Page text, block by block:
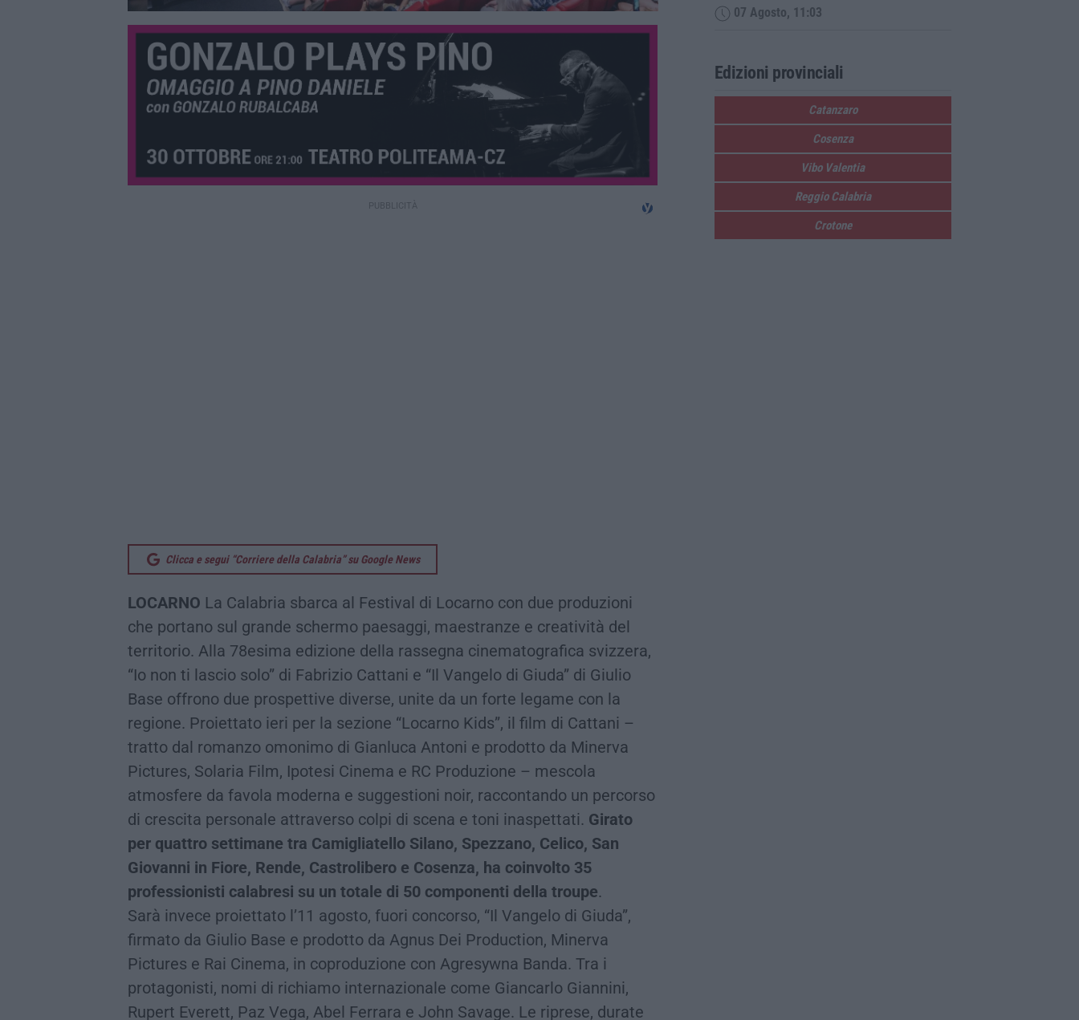
Clicca e segui “Corriere della Calabria” su Google News
LOCARNO La Calabria sbarca al Festival di Locarno con due produzioni
che portano sul grande schermo paesaggi, maestranze e creatività del
territorio. Alla 78esima edizione della rassegna cinematografica svizzera,
“Io non ti lascio solo” di Fabrizio Cattani e “Il Vangelo di Giuda” di Giulio
Base offrono due prospettive diverse, unite da un forte legame con la
regione. Proiettato ieri per la sezione “Locarno Kids”, il film di Cattani –
tratto dal romanzo omonimo di Gianluca Antoni e prodotto da Minerva
Pictures, Solaria Film, Ipotesi Cinema e RC Produzione – mescola
atmosfere da favola moderna e suggestioni noir, raccontando un percorso
di crescita personale attraverso colpi di scena e toni inaspettati. Girato
per quattro settimane tra Camigliatello Silano, Spezzano, Celico, San
Giovanni in Fiore, Rende, Castrolibero e Cosenza, ha coinvolto 35
professionisti calabresi su un totale di 50 componenti della troupe.
Sarà invece proiettato l’11 agosto, fuori concorso, “Il Vangelo di Giuda”,
firmato da Giulio Base e prodotto da Agnus Dei Production, Minerva
Pictures e Rai Cinema, in coproduzione con Agresywna Banda. Tra i
protagonisti, nomi di richiamo internazionale come Giancarlo Giannini,
Rupert Everett, Paz Vega, Abel Ferrara e John Savage. Le riprese, durate
07 Agosto, 11:03
Edizioni provinciali
Catanzaro
Cosenza
Vibo Valentia
Reggio Calabria
Crotone